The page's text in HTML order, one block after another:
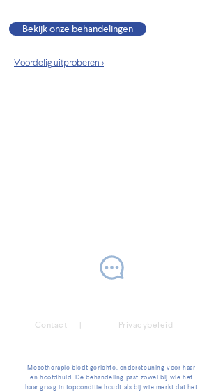
Bekijk onze behandelingen
Voordelig uitproberen >
Contact | Privacybeleid
Mesotherapie biedt gerichte, ondersteuning voor haar
en hoofdhuid. De behandeling past zowel bij wie het
haar graag in topconditie houdt als bij wie merkt dat het